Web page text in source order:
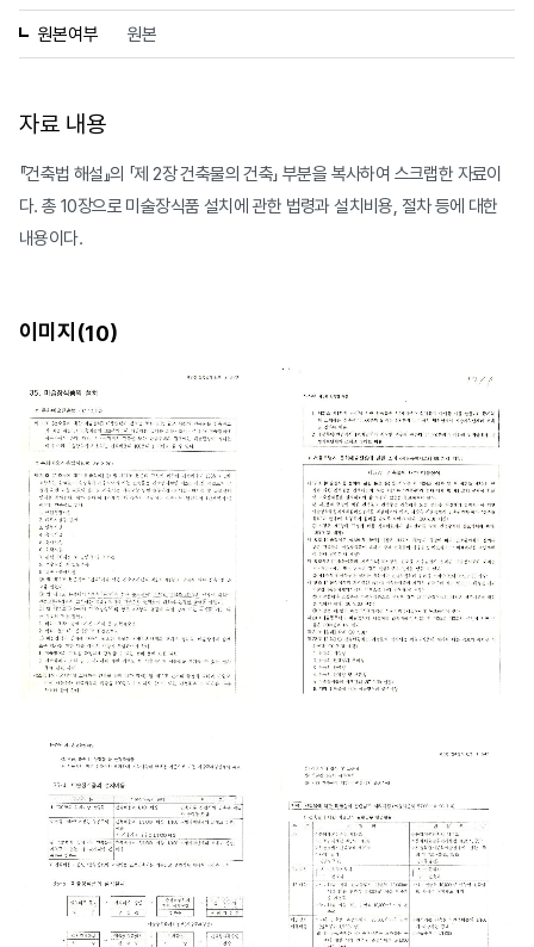
원본여부 원본
자료 내용
『건축법 해설』의 「제 2장 건축물의 건축」 부분을 복사하여 스크랩한 자료이
다. 총 10장으로 미술장식품 설치에 관한 법령과 설치비용, 절차 등에 대한
내용이다.
이미지(10)